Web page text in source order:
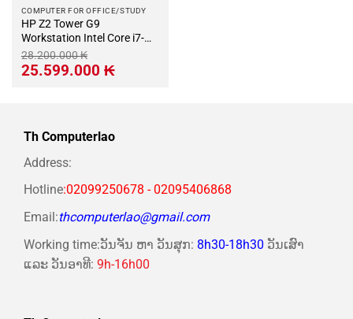
COMPUTER FOR OFFICE/STUDY
HP Z2 Tower G9
Workstation Intel Core i7-
12700 2.1Ghz Turbo 4.9Ghz
12cores-20threads RAM
28.200.000₭
Giá
gốc
25.599.000 ₭Giá
hiện
Th Computerlao
Address:
Hotline:02099250678 - 02095406868
Email:thcomputerlao@gmail.com
Working time:ວັນຈັນ ຫາ ວັນສຸກ: 8h30-18h30 ວັນເສົາ
ແລະ ວັນອາທີ: 9h-16h00